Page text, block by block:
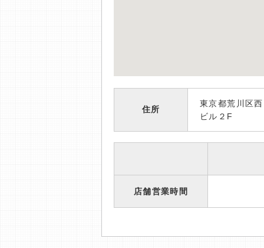
住所
東京都荒川区
ビル２F
店舗営業時間